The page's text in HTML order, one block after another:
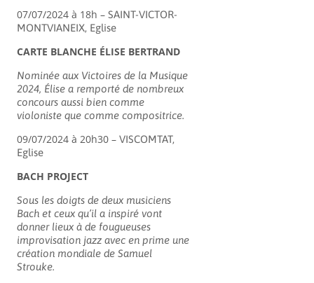
07/07/2024 à 18h – SAINT-VICTOR-
MONTVIANEIX, Eglise
CARTE BLANCHE ÉLISE BERTRAND
Nominée aux Victoires de la Musique
2024, Élise a remporté de nombreux
concours aussi bien comme
violoniste que comme compositrice.
09/07/2024 à 20h30 – VISCOMTAT,
Eglise
BACH PROJECT
Sous les doigts de deux musiciens
Bach et ceux qu’il a inspiré vont
donner lieux à de fougueuses
improvisation jazz avec en prime une
création mondiale de Samuel
Strouke.